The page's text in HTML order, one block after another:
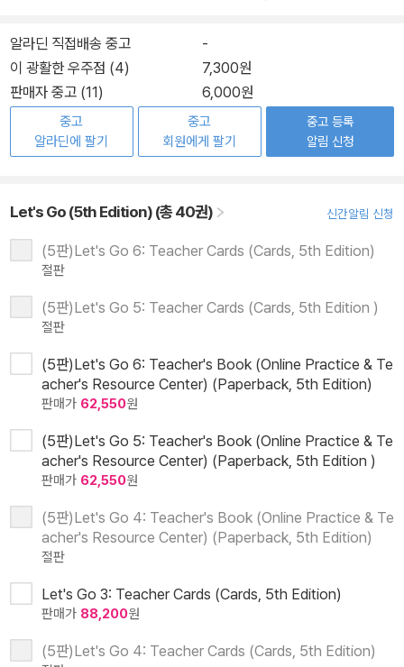
알라딘 직접배송 중고
-
이 광활한 우주점 (4)
7,300원
판매자 중고 (11)
6,000원
중고
알라딘에 팔기
중고
회원에게 팔기
중고 등록
알림 신청
Let's Go (5th Edition) (총 40권) 신간알림 신청
(5판)Let's Go 6: Teacher Cards (Cards, 5th Edition)
절판
(5판)Let's Go 5: Teacher Cards (Cards, 5th Edition )
절판
(5판)Let's Go 6: Teacher's Book (Online Practice & Te
acher's Resource Center) (Paperback, 5th Edition)
판매가 62,550원
(5판)Let's Go 5: Teacher's Book (Online Practice & Te
acher's Resource Center) (Paperback, 5th Edition )
판매가 62,550원
(5판)Let's Go 4: Teacher's Book (Online Practice & Te
acher's Resource Center) (Paperback, 5th Edition)
절판
Let's Go 3: Teacher Cards (Cards, 5th Edition)
판매가 88,200원
(5판)Let's Go 4: Teacher Cards (Cards, 5th Edition)